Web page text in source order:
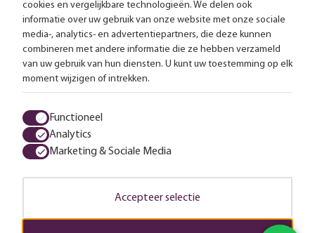
Meer dan 25.000 lampen op voorraad
4.57 uit 2853 reviews
Algemene voorwaarden
cookies en vergelijkbare technologieën. We delen ook
informatie over uw gebruik van onze website met onze sociale
media-, analytics- en advertentiepartners, die deze kunnen
combineren met andere informatie die ze hebben verzameld
van uw gebruik van hun diensten. U kunt uw toestemming op elk
moment wijzigen of intrekken.
Functioneel
Analytics
Marketing & Sociale Media
Accepteer selectie